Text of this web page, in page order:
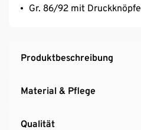
Gr. 86/92 mit
Produktbeschreibung
Material & Pflege
Qualität